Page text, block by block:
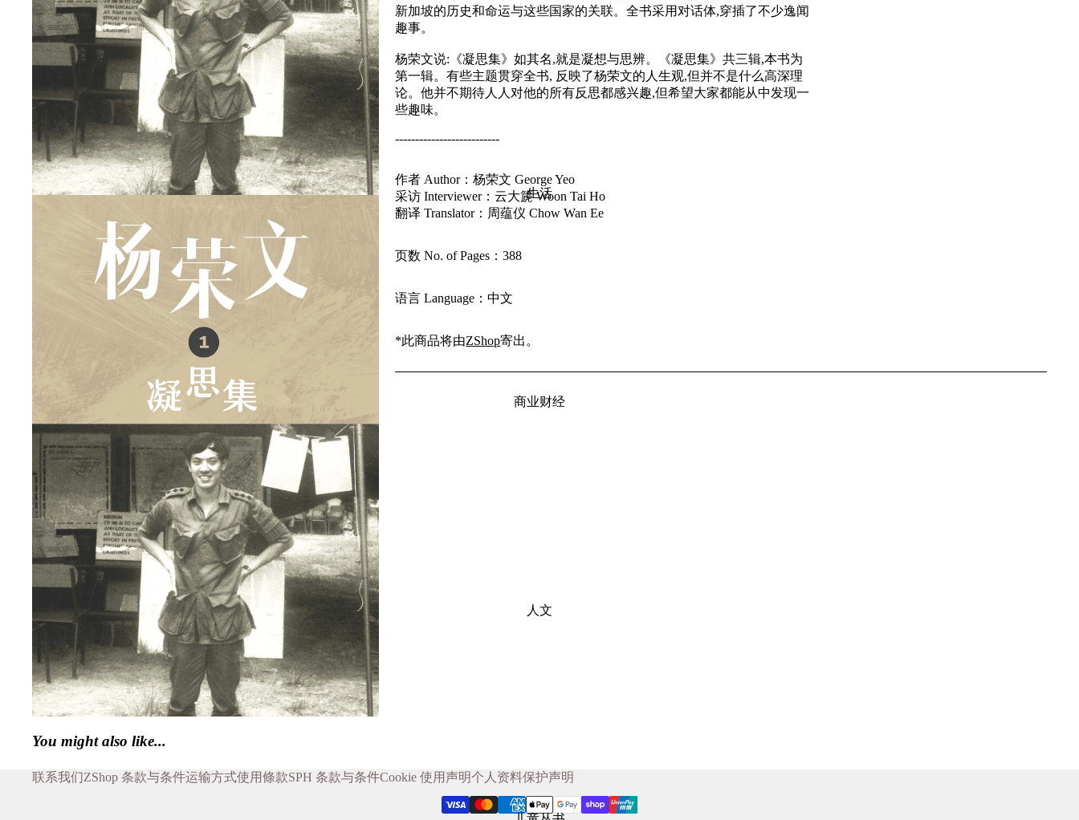
生活
商业财经
人文
新加坡的历史和命运与这些国家的关联。全书采用对话体,穿插了不少逸闻
趣事。
杨荣文说:《凝思集》如其名,就是凝想与思辨。
《凝思集》共三辑,本书为
第一辑。有些主题贯穿全书, 反 映了杨荣文的人生观,但并不是什么高深理
论。他并不期待人人对他的所有反思都感兴趣,但希望大家都能从中发现一
些趣味。
--------------------------
作者 Author：杨荣文 George Yeo
采访 Interviewer：云大篪 Woon Tai Ho
翻译 Translator：周蕴仪 Chow Wan Ee
页数 No. of Pages：388
语言 Language：中文
*此商品将由ZShop寄出。
You might also like...
联系我们ZShop 条款与条件运输方式使用條款SPH 条款与条件Cookie 使用声明个人资料保护声明